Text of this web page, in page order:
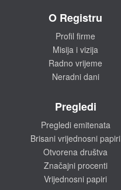
O Registru
Profil firme
Misija i vizija
Radno vrijeme
Neradni dani
Pregledi
Pregledi emitenata
Brisani vrijednosni papiri
Otvorena društva
Značajni procenti
Vrijednosni papiri